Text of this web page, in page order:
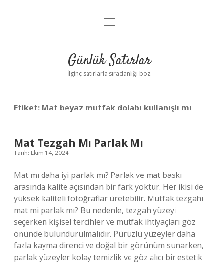
Anasayfa
Yasal Uyarı
menüyü
Günlük Satırlar
İlginç satırlarla sıradanlığı boz.
Etiket: Mat beyaz mutfak dolabı kullanışlı mı
Mat Tezgah Mı Parlak Mı
Tarih: Ekim 14, 2024
Mat mı daha iyi parlak mı? Parlak ve mat baskı
arasında kalite açısından bir fark yoktur. Her ikisi de
yüksek kaliteli fotoğraflar üretebilir. Mutfak tezgahı
mat mi parlak mı? Bu nedenle, tezgah yüzeyi
seçerken kişisel tercihler ve mutfak ihtiyaçları göz
önünde bulundurulmalıdır. Pürüzlü yüzeyler daha
fazla kayma direnci ve doğal bir görünüm sunarken,
parlak yüzeyler kolay temizlik ve göz alıcı bir estetik